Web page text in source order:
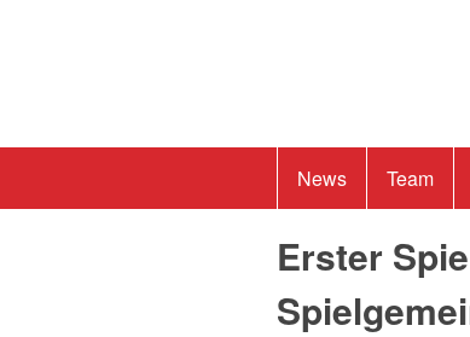
News Team
Erster